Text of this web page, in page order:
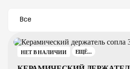
Все
НЕТ В НАЛИЧИИ ЕЩЁ...